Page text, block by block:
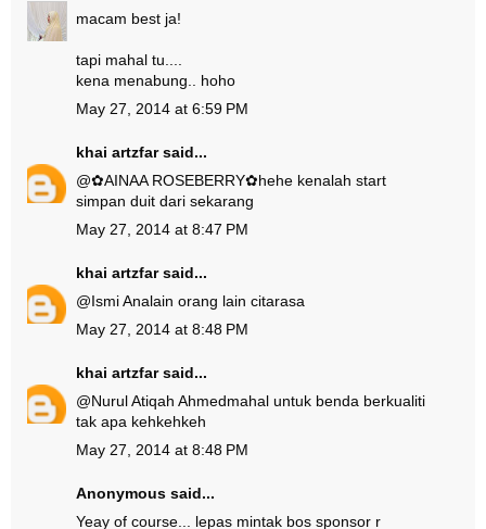
macam best ja!
tapi mahal tu....
kena menabung.. hoho
May 27, 2014 at 6:59 PM
khai artzfarsaid...
@✿AINAA ROSEBERRY✿hehe kenalah start
simpan duit dari sekarang
May 27, 2014 at 8:47 PM
khai artzfarsaid...
@Ismi Analain orang lain citarasa
May 27, 2014 at 8:48 PM
khai artzfarsaid...
@Nurul Atiqah Ahmedmahal untuk benda berkualiti
tak apa kehkehkeh
May 27, 2014 at 8:48 PM
Anonymous said...
Yeay of course... lepas mintak bos sponsor r